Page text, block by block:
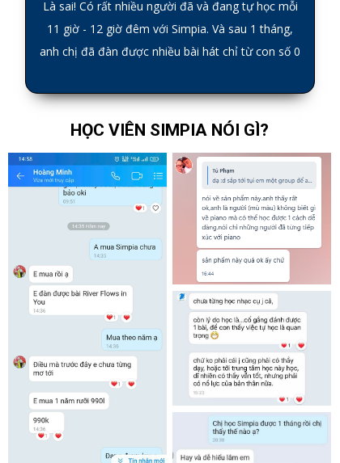
Là sai! Có rất nhiều người đã và đang tự học mỗi
11 giờ - 12 giờ đêm với Simpia. Và sau 1 tháng,
anh chị đã đàn được nhiều bài hát chỉ từ con số 0
HỌC VIÊN SIMPIA NÓI GÌ?